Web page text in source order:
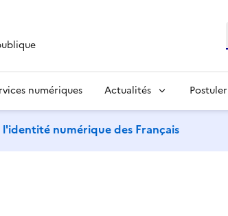
numériques Actualités Postuler
l'identité numérique des Français